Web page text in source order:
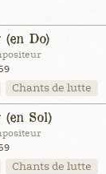
Do)
Chants de lutte
Sol)
Chants de lutte